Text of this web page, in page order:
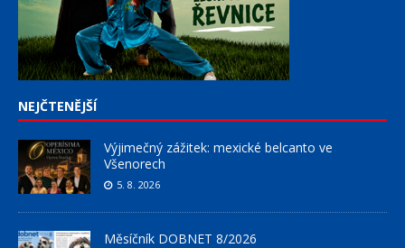
NEJČTENĚJŠÍ
Výjimečný zážitek: mexické belcanto ve
Všenorech
5. 8. 2026
Měsíčník DOBNET 8/2026